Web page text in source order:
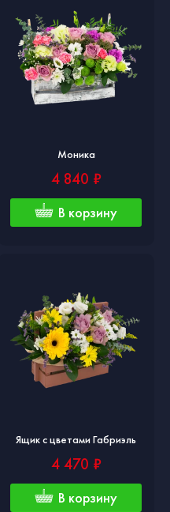
Моника
4 840 ₽
В корзину
Ящик с цветами Габриэль
4 470 ₽
В корзину